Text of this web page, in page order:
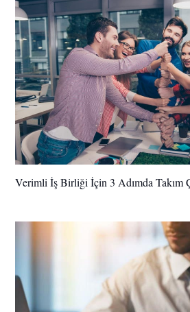
Verimli İş Birliği İçin 3 Adımda Takım